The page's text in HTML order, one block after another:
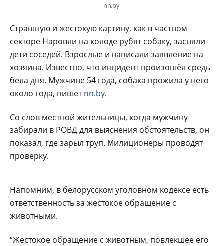
nn.by
Страшную и жестокую картину, как в частном
секторе Наровли на колоде рубят собаку, засняли
дети соседей. Взрослые и написали заявление на
хозяина. Известно, что инцидент произошёл средь
бела дня. Мужчине 54 года, собака прожила у него
около года, пишетnn.by.
Со слов местной жительницы, когда мужчину
забирали в РОВД для выяснения обстоятельств, он
показал, где зарыл труп. Милиционеры проводят
проверку.
Напомним, в белорусском уголовном кодексе есть
ответственность за жестокое обращение с
животными.
“Жестокое обращение с животным, повлекшее его